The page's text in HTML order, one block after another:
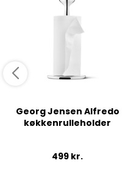
Georg Jensen Alfredo
køkkenrulleholder
499 kr.